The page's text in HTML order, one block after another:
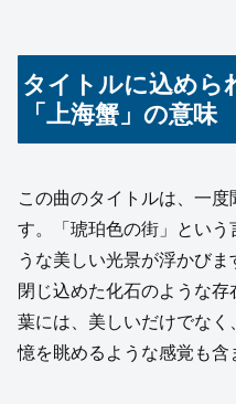
タイトルに込めら
「上海蟹」の意味
この曲のタイトルは、一
す。「琥珀色の街」という
うな美しい光景が浮かび
閉じ込めた化石のような
葉には、美しいだけでな
憶を眺めるような感覚も含